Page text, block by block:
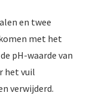
en twee
met het
pH-waarde van
het vuil
verwijderd.